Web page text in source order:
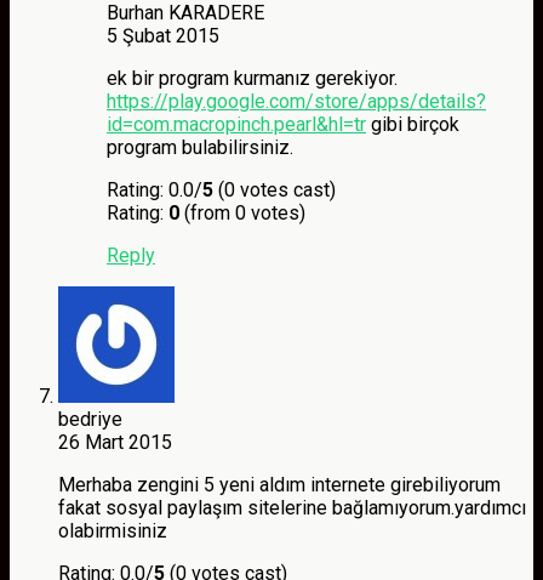
Burhan KARADERE
5 Şubat 2015
ek bir program kurmanız gerekiyor.
https://play.google.com/store/apps/details?
id=com.macropinch.pearl&hl=tr gibi birçok
program bulabilirsiniz.
Rating: 0.0/5 (0 votes cast)
Rating: 0 (from 0 votes)
Reply
bedriye
26 Mart 2015
Merhaba zengini 5 yeni aldım internete girebiliyorum
fakat sosyal paylaşım sitelerine bağlamıyorum.yardımcı
olabirmisiniz
Rating: 0.0/5 (0 votes cast)